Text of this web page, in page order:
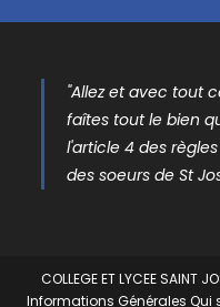
"Allez et avec tout
faîtes tout le bien
l'article 4 des
des soeurs de St
COLLEGE ET LYCEE SAINT
Informations Générales Qui